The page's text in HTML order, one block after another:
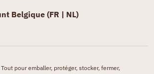
Belgique (FR | NL)
pour emballer, protéger, stocker, fermer,